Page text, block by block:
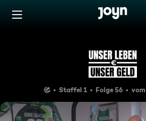
Zum Inhalt springen
Familie
Staffel 1 Folge 56